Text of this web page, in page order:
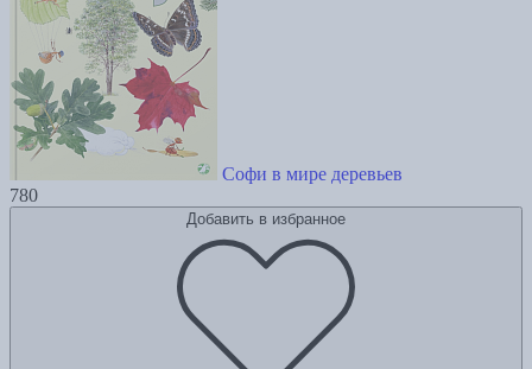
Софи в мире деревьев
780
Добавить в избранное